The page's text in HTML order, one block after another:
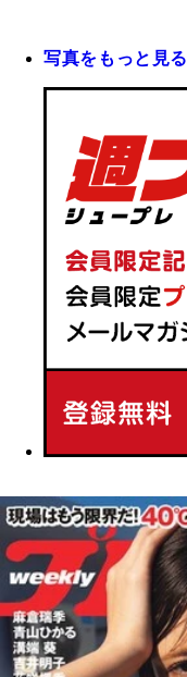
写真をもっと見る